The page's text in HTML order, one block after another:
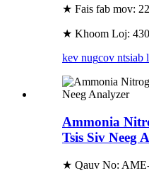
★ Fais fab mov:
★ Khoom Loj:
kev nugcov ntsiab
Ammonia
Tsis Siv Neeg
★ Qauv No: